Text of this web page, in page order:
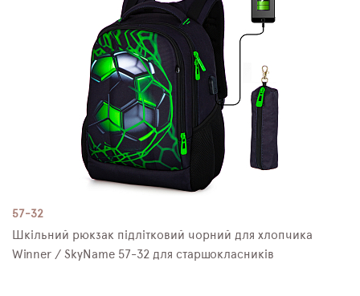
57-32
Шкільний рюкзак підлітковий чорний для хлопчика
Winner / SkyNamе 57-32 для старшокласників